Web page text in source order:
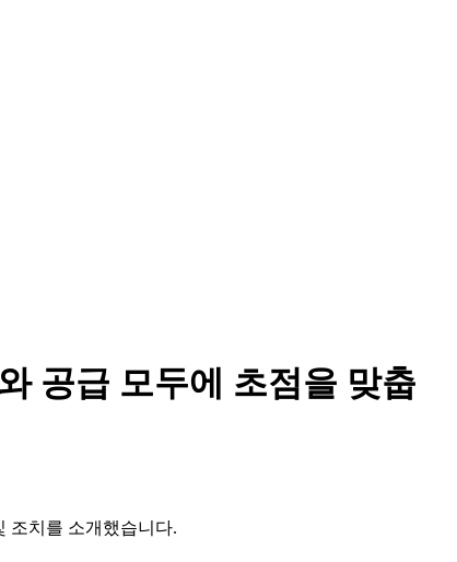
공급 모두에 초점을 맞춥
조치를 소개했습니다.